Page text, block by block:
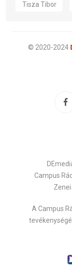
Tisza Tibor
© 2020-2024
Campus
A Campus